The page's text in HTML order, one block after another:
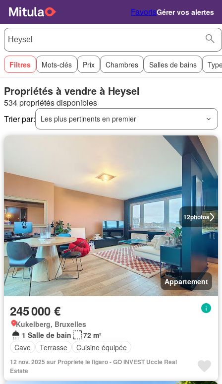
FavorisGérer vos alertes
Filtres Mots-clés Prix Chambres Salles de bains
Propriétés à vendre à Heysel
534 propriétés disponibles
Trier par:
Les plus pertinents en premier
12photos
Appartement
245 000 €
Kukelberg, Bruxelles
1 Salle de bain
72 m²
Cave
Terrasse Cuisine équipée
12 nov. 2025 sur Propriete le figaro - GO INVEST Uccle Real
Estate